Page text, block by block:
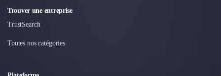
Trouver une entreprise
TrustSearch
Toutes nos catégories